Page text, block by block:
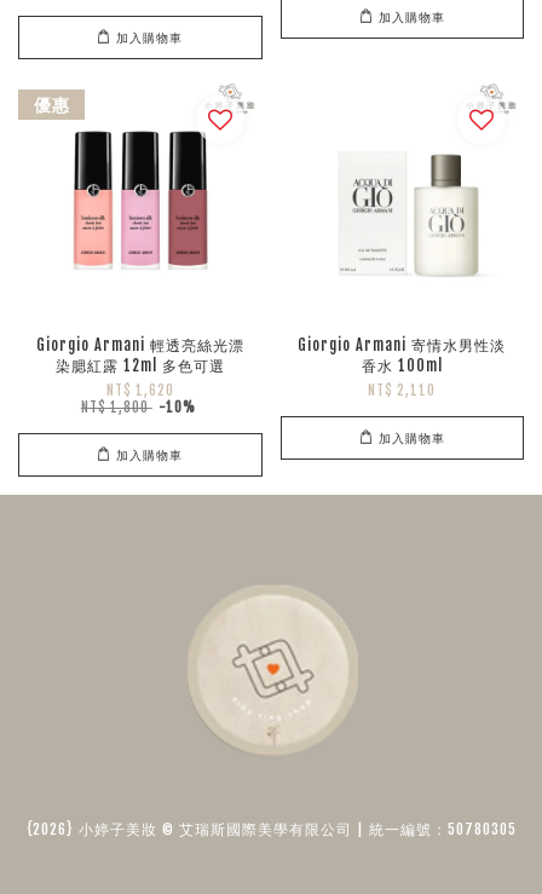
加入購物車
加入購物車
優惠
Giorgio Armani 輕透亮絲光漂
染腮紅露 12ml 多色可選
NT$ 1,620
NT$ 1,800 -10%
加入購物車
Giorgio Armani 寄情水男性淡
香水 100ml
NT$ 2,110
加入購物車
{2026} 小婷子美妝 © 艾瑞斯國際美學有限公司 | 統一編號：50780305​